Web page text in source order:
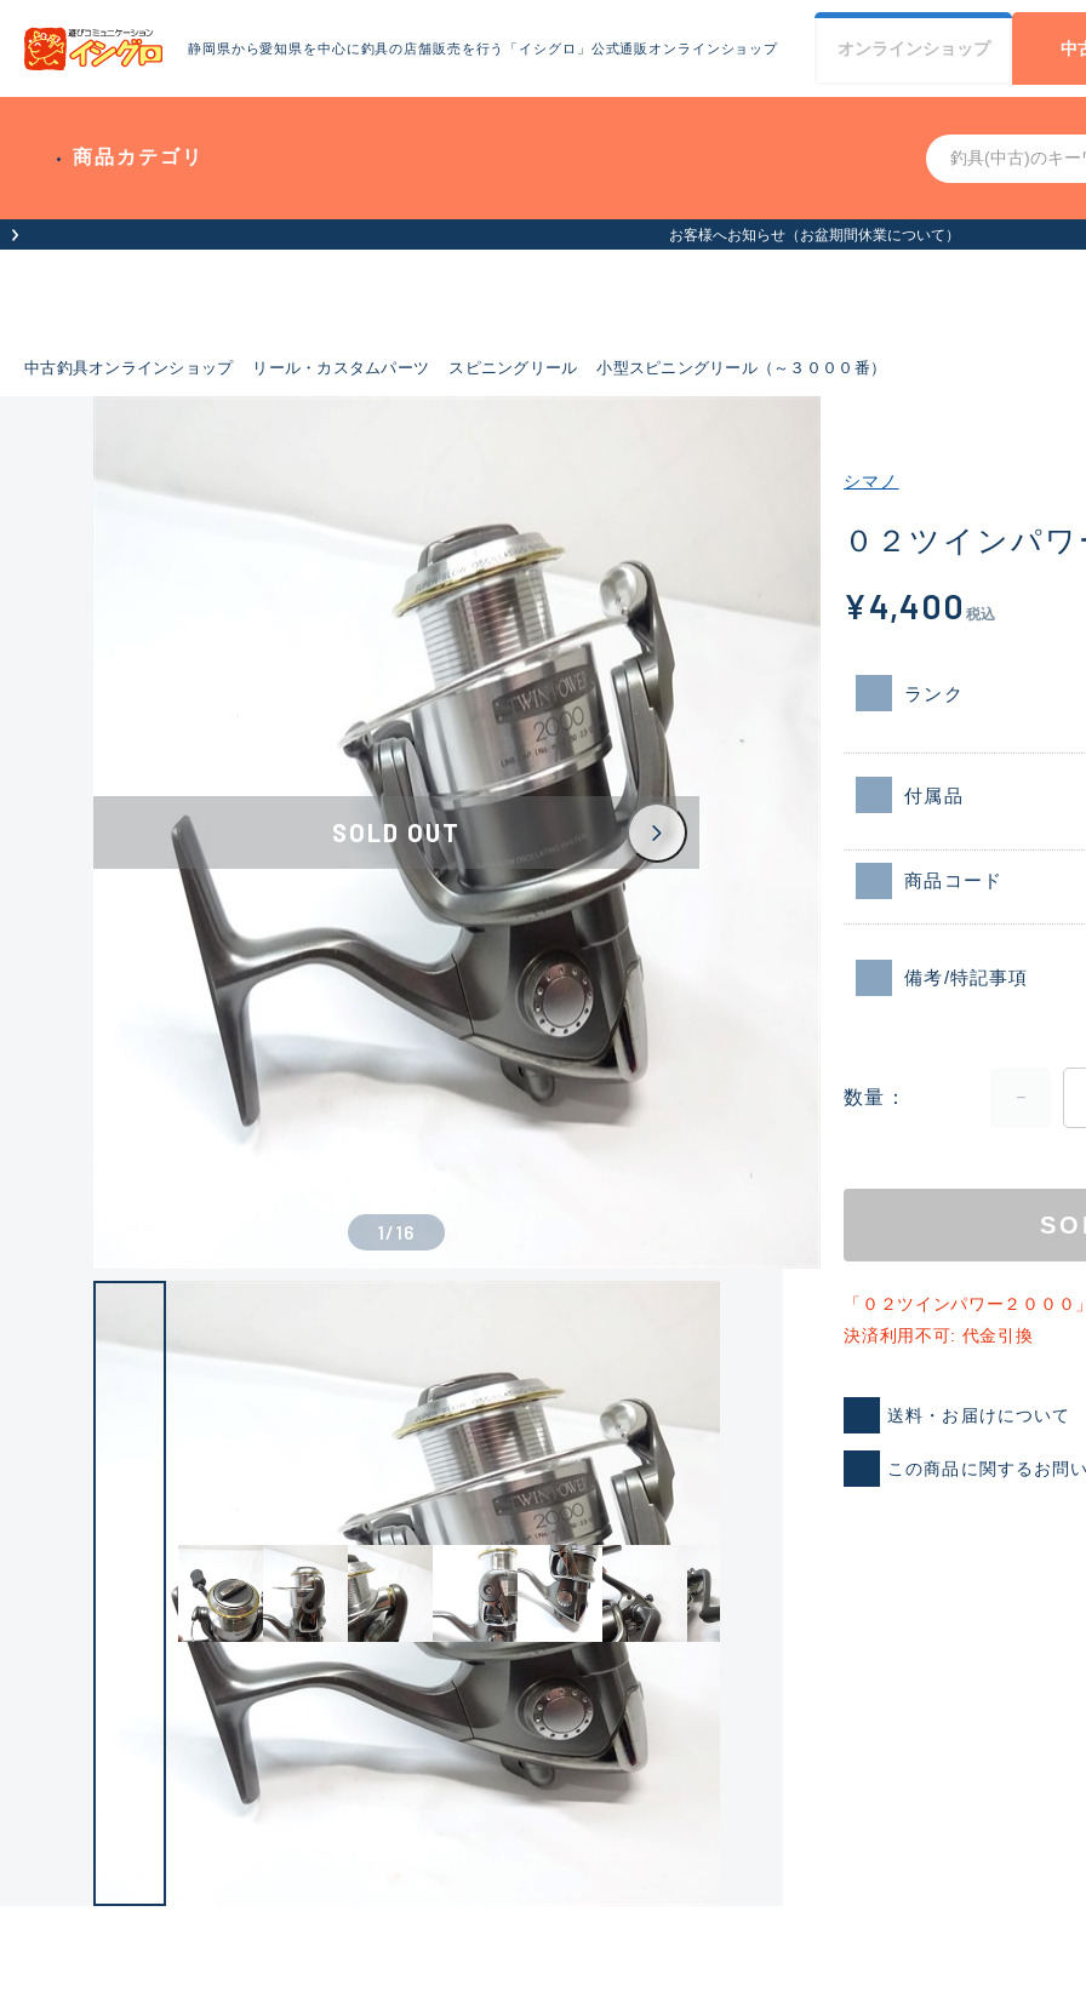
静岡県から愛知県を中心に釣具の店舗販売を行う「イシグロ」公式通販オンラインショップ オンラインショップ 中
商品カテゴリ
お客様へお知らせ（お盆期間
中古釣具オンラインショップ リール・カスタムパーツ スピニングリール 小型スピニングリール（～３０００番）
ランクとは？
良
新古品（メーカー問屋から
品）
SOLD OUT
1/16
シマノ
０２ツインパワ
¥4,400 税込
ランク
付属品
商品コード
備考/特記事項
数量
「０２ツインパワー２０００
決済利用不可: 代金引換
送料・お届けについて
この商品に関するお問